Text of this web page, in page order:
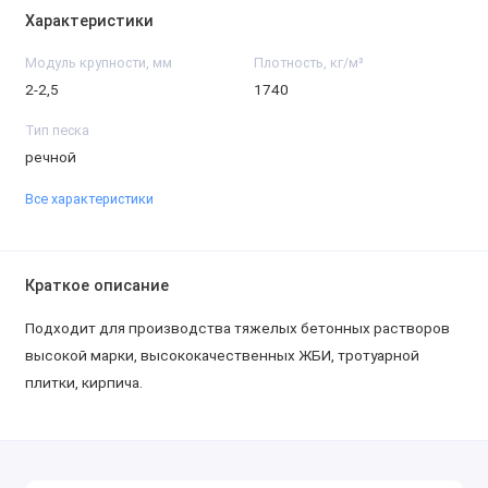
Характеристики
Модуль крупности, мм
2-2,5
Плотность, кг/м³
1740
Тип песка
речной
Все характеристики
Краткое описание
Подходит для производства тяжелых бетонных растворов
высокой марки, высококачественных ЖБИ, тротуарной
плитки, кирпича.